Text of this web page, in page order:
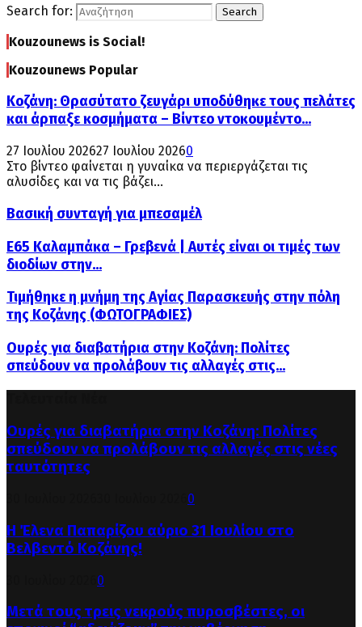
Search for: Search
Kouzounews is Social!
Kouzounews Popular
Κοζάνη: Θρασύτατο ζευγάρι υποδύθηκε τους πελάτες
και άρπαξε κοσμήματα – Βίντεο ντοκουμέντο...
27 Ιουλίου 202627 Ιουλίου 20260
Στο βίντεο φαίνεται η γυναίκα να περιεργάζεται τις
αλυσίδες και να τις βάζει...
Βασική συνταγή για μπεσαμέλ
Ε65 Καλαμπάκα – Γρεβενά | Αυτές είναι οι τιμές των
διοδίων στην...
Τιμήθηκε η μνήμη της Αγίας Παρασκευής στην πόλη
της Κοζάνης (ΦΩΤΟΓΡΑΦΙΕΣ)
Ουρές για διαβατήρια στην Κοζάνη: Πολίτες
σπεύδουν να προλάβουν τις αλλαγές στις...
Ουρές για διαβατήρια στην Κοζάνη: Πολίτες
σπεύδουν να προλάβουν τις αλλαγές στις νέες
ταυτότητες
0
Η Έλενα Παπαρίζου αύριο 31 Ιουλίου στο
Βελβεντό Κοζάνης!
0
Μετά τους τρεις νεκρούς πυροσβέστες, οι